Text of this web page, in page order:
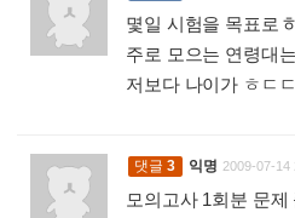
몇일 시험을 목표로
주로 모으는 연령대
저보다 나이가 ㅎㄷ
댓글 3 익명 2009-07-14
모의고사 1회분 문